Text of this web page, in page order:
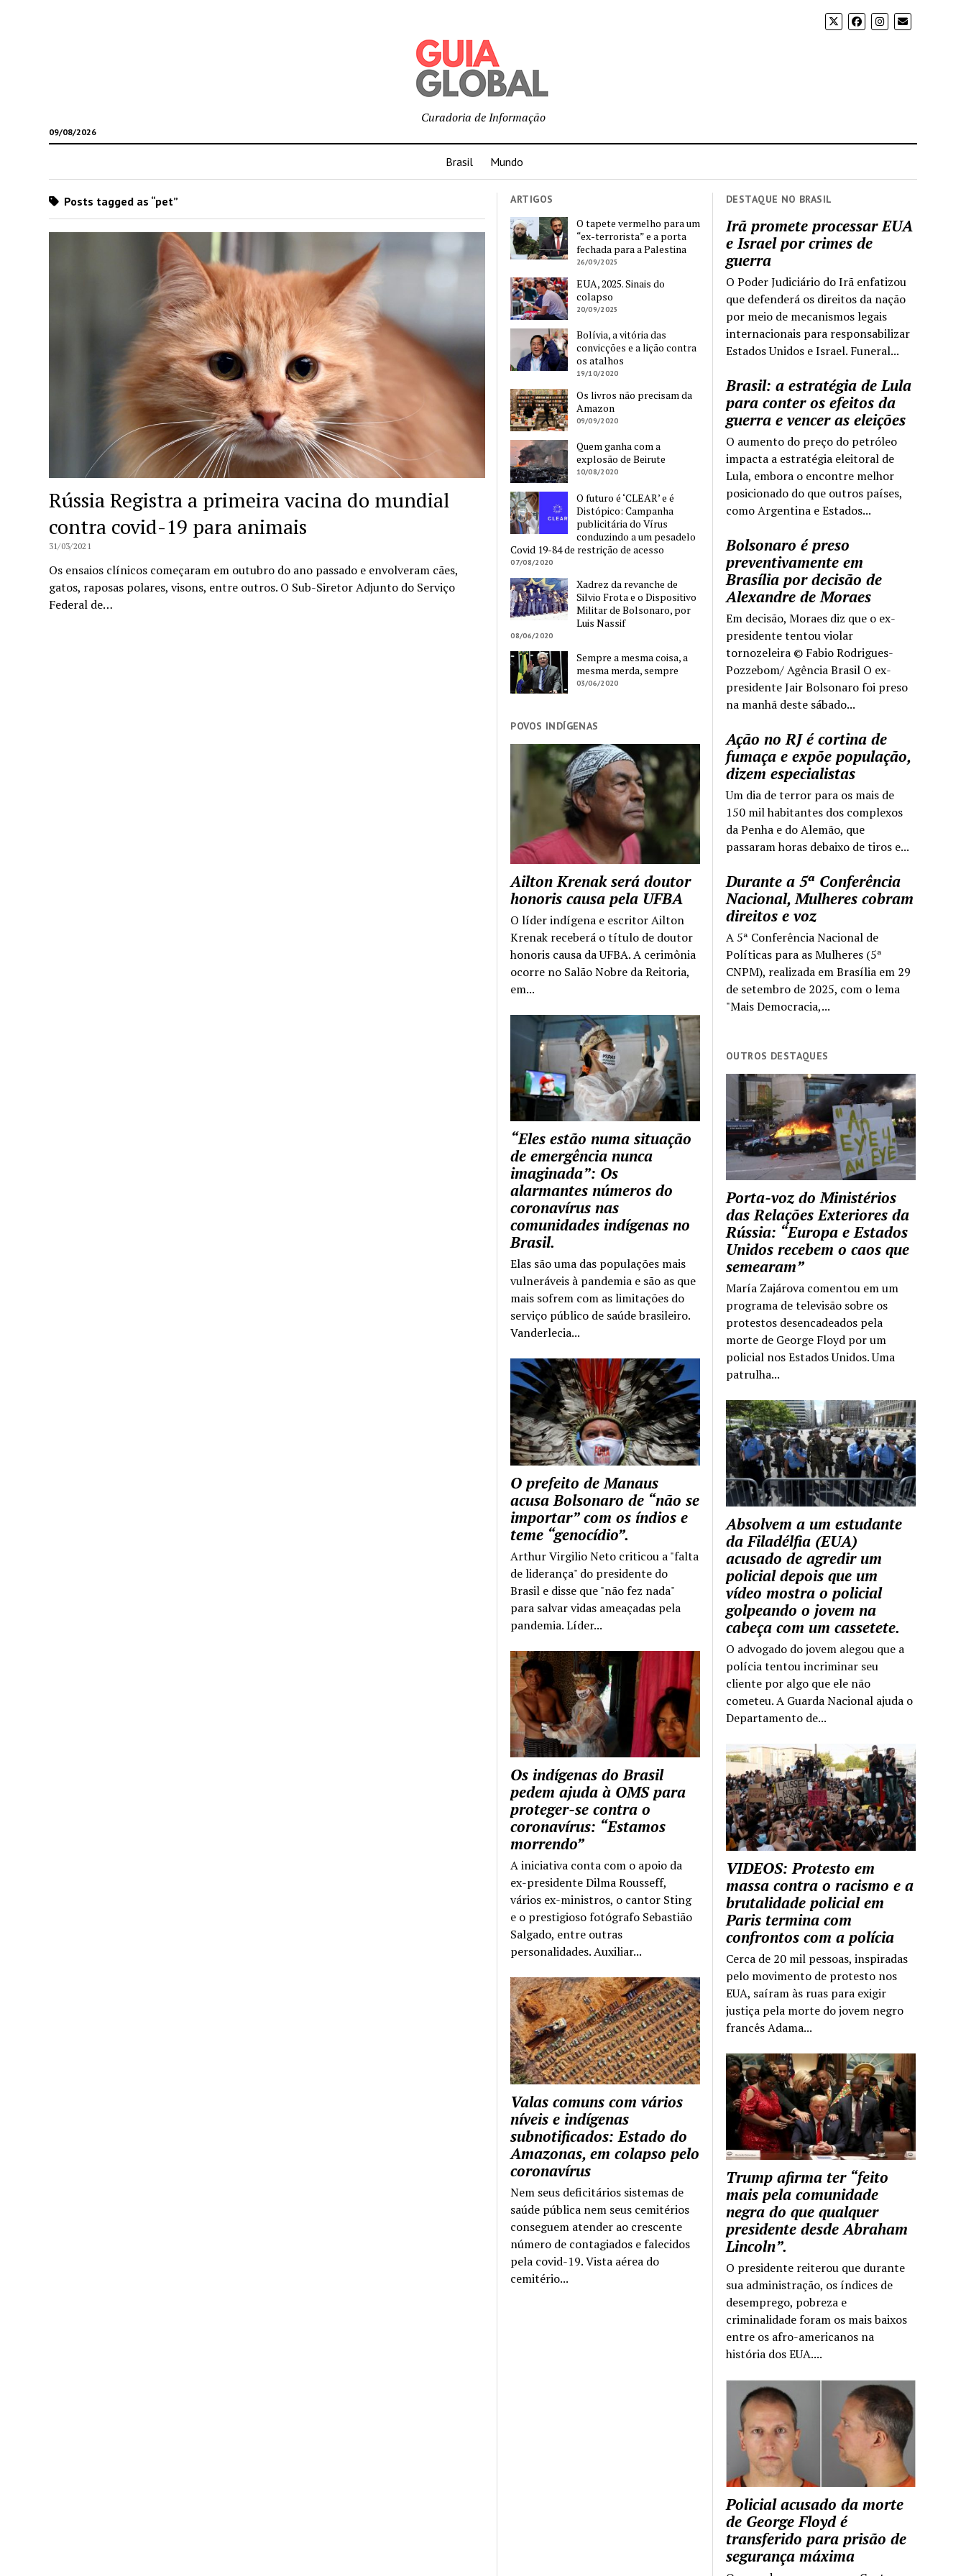
09/08/2026
Curadoria de Informação
Brasil Mundo
DESTAQUE NO BRASIL
Irã promete processar EUA
e Israel por crimes de
guerra
O Poder Judiciário do Irã enfatizou
que defenderá os direitos da nação
por meio de mecanismos legais
internacionais para responsabilizar
Estados Unidos e Israel. Funeral...
Brasil: a estratégia de Lula
para conter os efeitos da
guerra e vencer as eleições
O aumento do preço do petróleo
impacta a estratégia eleitoral de
Lula, embora o encontre melhor
posicionado do que outros países,
como Argentina e Estados...
Bolsonaro é preso
preventivamente em
Brasília por decisão de
Alexandre de Moraes
Em decisão, Moraes diz que o ex-
presidente tentou violar
tornozeleira © Fabio Rodrigues-
Pozzebom/ Agência Brasil O ex-
presidente Jair Bolsonaro foi preso
na manhã deste sábado...
Ação no RJ é cortina de
fumaça e expõe população,
dizem especialistas
Um dia de terror para os mais de
150 mil habitantes dos complexos
da Penha e do Alemão, que
passaram horas debaixo de tiros e...
Durante a 5ª Conferência
Nacional, Mulheres cobram
direitos e voz
A 5ª Conferência Nacional de
Políticas para as Mulheres (5ª
CNPM), realizada em Brasília em 29
de setembro de 2025, com o lema
"Mais Democracia,...
OUTROS DESTAQUES
Porta-voz do Ministérios
das Relações Exteriores da
Rússia: “Europa e Estados
Unidos recebem o caos que
semearam”
María Zajárova comentou em um
programa de televisão sobre os
protestos desencadeados pela
morte de George Floyd por um
policial nos Estados Unidos. Uma
patrulha...
Absolvem a um estudante
da Filadélfia (EUA)
acusado de agredir um
policial depois que um
vídeo mostra o policial
golpeando o jovem na
cabeça com um cassetete.
O advogado do jovem alegou que a
polícia tentou incriminar seu
cliente por algo que ele não
cometeu. A Guarda Nacional ajuda o
Departamento de...
VIDEOS: Protesto em
massa contra o racismo e a
brutalidade policial em
Paris termina com
confrontos com a polícia
Cerca de 20 mil pessoas, inspiradas
pelo movimento de protesto nos
EUA, saíram às ruas para exigir
justiça pela morte do jovem negro
francês Adama...
Trump afirma ter “feito
mais pela comunidade
negra do que qualquer
presidente desde Abraham
Lincoln”.
O presidente reiterou que durante
sua administração, os índices de
desemprego, pobreza e
criminalidade foram os mais baixos
entre os afro-americanos na
história dos EUA....
Policial acusado da morte
de George Floyd é
transferido para prisão de
segurança máxima
Posts tagged as “pet”
Rússia Registra a primeira vacina do mundial
contra covid-19 para animais
31/03/2021
Os ensaios clínicos começaram em outubro do ano passado e envolveram cães,
gatos, raposas polares, visons, entre outros. O Sub-Siretor Adjunto do Serviço
Federal de…
ARTIGOS
O tapete vermelho para um
“ex-terrorista” e a porta
fechada para a Palestina
26/09/2025
EUA, 2025. Sinais do
colapso
20/09/2025
Bolívia, a vitória das
convicções e a lição contra
os atalhos
19/10/2020
Os livros não precisam da
Amazon
09/09/2020
Quem ganha com a
explosão de Beirute
10/08/2020
O futuro é ‘CLEAR’ e é
Distópico: Campanha
publicitária do Vírus
conduzindo a um pesadelo
Covid 19-84 de restrição de acesso
07/08/2020
Xadrez da revanche de
Silvio Frota e o Dispositivo
Militar de Bolsonaro, por
Luis Nassif
08/06/2020
Sempre a mesma coisa, a
mesma merda, sempre
03/06/2020
POVOS INDÍGENAS
Ailton Krenak será doutor
honoris causa pela UFBA
O líder indígena e escritor Ailton
Krenak receberá o título de doutor
honoris causa da UFBA. A cerimônia
ocorre no Salão Nobre da Reitoria,
em...
“Eles estão numa situação
de emergência nunca
imaginada”: Os
alarmantes números do
coronavírus nas
comunidades indígenas no
Brasil.
Elas são uma das populações mais
vulneráveis à pandemia e são as que
mais sofrem com as limitações do
serviço público de saúde brasileiro.
Vanderlecia...
O prefeito de Manaus
acusa Bolsonaro de “não se
importar” com os índios e
teme “genocídio”.
Arthur Virgilio Neto criticou a "falta
de liderança" do presidente do
Brasil e disse que "não fez nada"
para salvar vidas ameaçadas pela
pandemia. Líder...
Os indígenas do Brasil
pedem ajuda à OMS para
proteger-se contra o
coronavírus: “Estamos
morrendo”
A iniciativa conta com o apoio da
ex-presidente Dilma Rousseff,
vários ex-ministros, o cantor Sting
e o prestigioso fotógrafo Sebastião
Salgado, entre outras
personalidades. Auxiliar...
Valas comuns com vários
níveis e indígenas
subnotificados: Estado do
Amazonas, em colapso pelo
coronavírus
Nem seus deficitários sistemas de
saúde pública nem seus cemitérios
conseguem atender ao crescente
número de contagiados e falecidos
pela covid-19. Vista aérea do
cemitério...